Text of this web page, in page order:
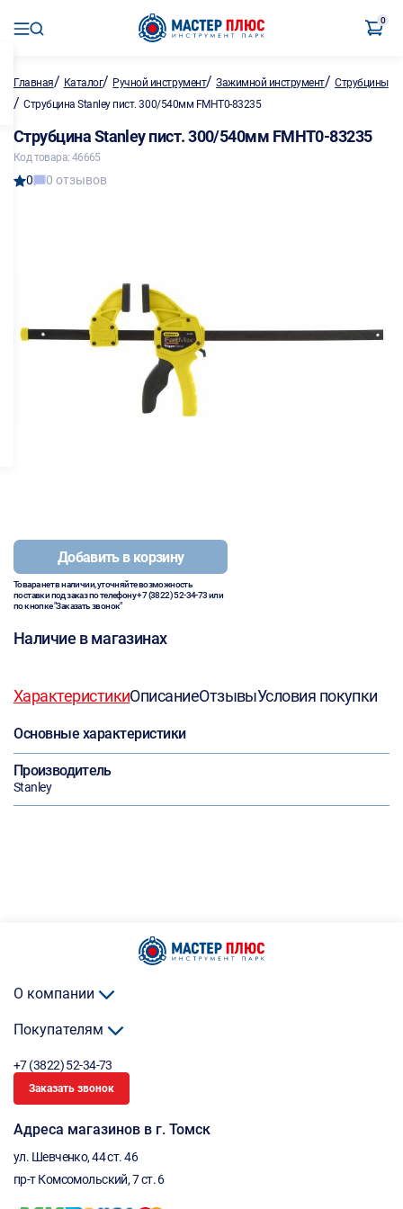
0
Главная/ Каталог/ Ручной инструмент/Зажимной инструмент/Струбцины
/ Струбцина Stanley пист. 300/540мм FMHT0-83235
Струбцина Stanley пист. 300/540мм FMHT0-83235
Код товара: 46665
0 0 отзывов
Добавить в корзину
Товара нет в наличии, уточняйте возможность
поставки под заказ по телефону+7 (3822) 52-34-73или
по кнопке "Заказать звонок"
Наличие в магазинах
ХарактеристикиОписаниеОтзывыУсловия покупки
Основные характеристики
Производитель
Stanley
О компании
Покупателям
+7 (3822) 52-34-73
Заказать звонок
Адреса магазинов в г. Томск
ул. Шевченко, 44 ст. 46
пр-т Комсомольский, 7 ст. 6